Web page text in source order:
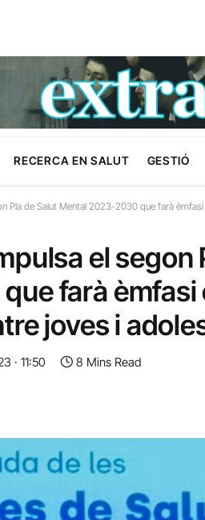
RECERCA EN SALUT GESTIÓ
Pla de Salut Mental 2023-2030 que farà
el segon
farà èmfasi
joves i
· 11:50 8 Mins Read